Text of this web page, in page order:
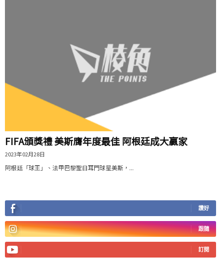
FIFA頒獎禮 美斯膺年度最佳 阿根廷成大贏家
2023年02月28日
阿根廷「球王」、法甲巴黎聖日耳門球星美斯，...
讚好
跟隨
訂閱